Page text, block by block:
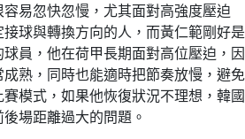
易忽快忽慢，尤其面對高強度壓迫
球與轉換方向的人，而黃仁範剛好是
員，他在荷甲長期面對高位壓迫，因
熟，同時也能適時把節奏放慢，避免
模式，如果他恢復狀況不理想，韓國
場距離過大的問題。